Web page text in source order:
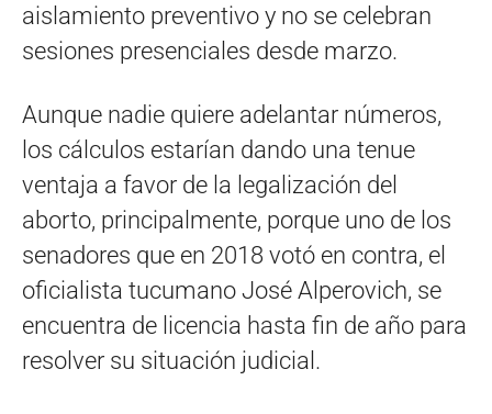
aislamiento preventivo y no se celebran
sesiones presenciales desde marzo.
Aunque nadie quiere adelantar números,
los cálculos estarían dando una tenue
ventaja a favor de la legalización del
aborto, principalmente, porque uno de los
senadores que en 2018 votó en contra, el
oficialista tucumano José Alperovich, se
encuentra de licencia hasta fin de año para
resolver su situación judicial.